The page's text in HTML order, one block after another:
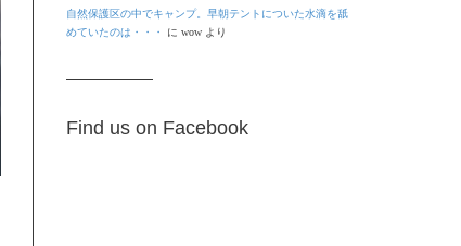
自然保護区の中でキャンプ。早朝テントについた水滴を舐
めていたのは・・・
に wowより
Find us on Facebook